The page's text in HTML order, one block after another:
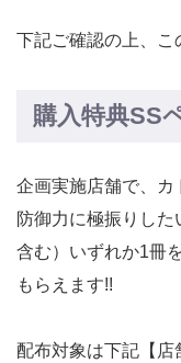
下記ご確認の上、こ
購入特典SS
企画実施店舗で、カ
防御力に極振りし
含む）いずれか1冊
もらえます!!
配布対象は下記【店